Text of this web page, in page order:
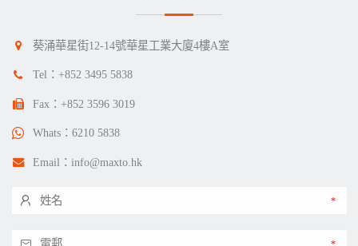
葵涌華星街12-14號華星工業大廈4樓A室
Tel： +852 3495 5838
Fax：+852 3596 3019
Whats： 6210 5838
Email： info@maxto.hk